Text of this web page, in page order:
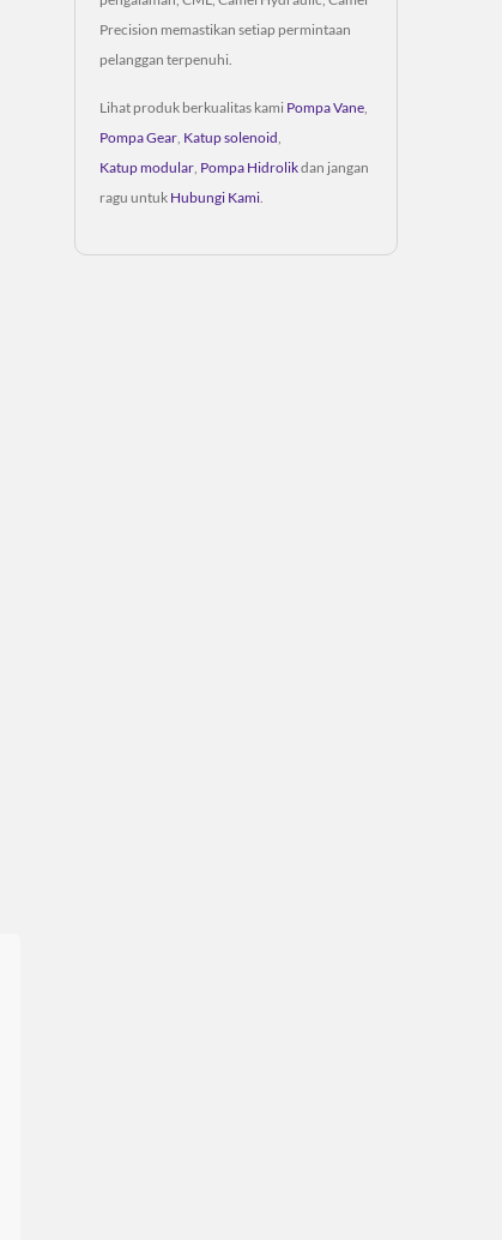
Precision memastikan setiap permintaan
pelanggan terpenuhi.
Lihat produk berkualitas kami Pompa Vane
Pompa Gear Katup solenoid
Katup modular Pompa Hidrolikdan jangan
ragu untuk Hubungi Kami